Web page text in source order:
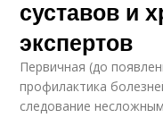
суставов и
экспертов
Первичная (до
профилактика
следование